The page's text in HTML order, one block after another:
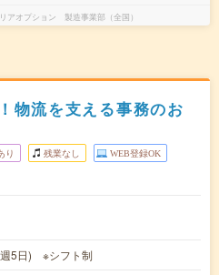
アオプション 製造事業部（全国）
物流を支える事務のお
り 残業なし WEB登録OK
週5日) ※シフト制